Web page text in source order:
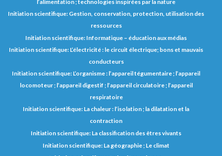
l’alimentation ; technologies inspirées par la nature
Initiation scientifique: Gestion, conservation, protection, utilisation des
ressources
Initiation scientifique: Informatique – éducation aux médias
Initiation scientifique: L’électricité : le circuit électrique; bons et mauvais
conducteurs
Initiation scientifique: L’organisme : l’appareil tégumentaire ; l’appareil
locomoteur ; l’appareil digestif ; l’appareil circulatoire ; l’appareil
respiratoire
Initiation scientifique: La chaleur : l’isolation ; la dilatation et la
contraction
Initiation scientifique: La classification des êtres vivants
Initiation scientifique: La géographie ; Le climat